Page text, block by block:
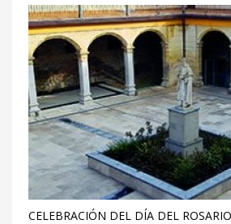
CELEBRACIÓN DEL DÍA DEL